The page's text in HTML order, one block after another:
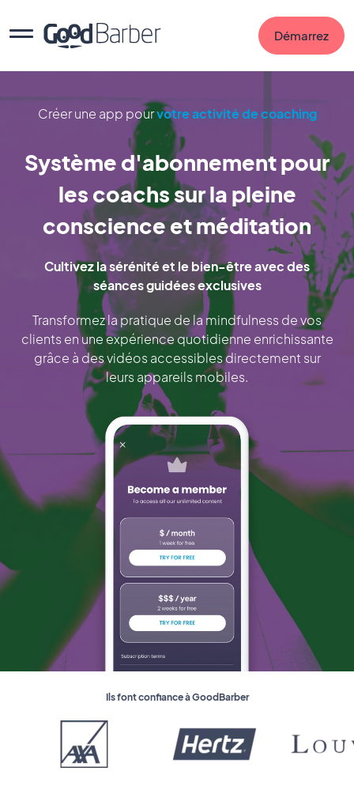
Démarrez
Créer une app pourvotre activité de coaching
Système d'abonnement pour
les coachs sur la pleine
conscience et méditation
Cultivez la sérénité et le bien-être avec des
séances guidées exclusives
Transformez la pratique de la mindfulness de vos
clients en une expérience quotidienne enrichissante
grâce à des vidéos accessibles directement sur
leurs appareils mobiles.
Ils font confiance à GoodBarber